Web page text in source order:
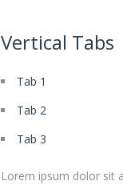
Vertical Tabs
Tab 1
Tab 2
Tab 3
Lorem ipsum dolor sit